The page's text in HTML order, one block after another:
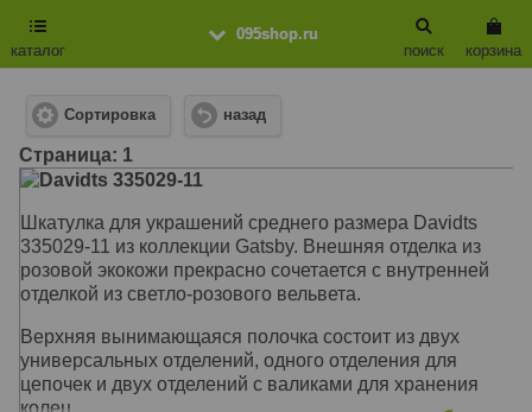
095shop.ru
каталог
корзина
поиск
Сортировка назад
Cтраница: 1
Davidts 335029-11
Шкатулка для украшений среднего размера Davidts
335029-11 из коллекции Gatsby. Внешняя отделка из
розовой экокожи прекрасно сочетается с внутренней
отделкой из светло-розового вельвета.
Верхняя вынимающаяся полочка состоит из двух
универсальных отделений, одного отделения для
цепочек и двух отделений с валиками для хранения
колец